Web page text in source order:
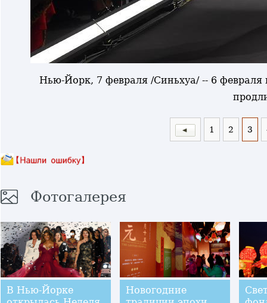
Нью-Йорк, 7 февраля /Синьхуа/ -- 6
1 2 3
Фотогалерея
В Нью-Йорке
Новогодние